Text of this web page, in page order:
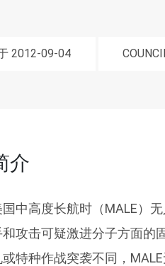
2012-09-04
介
国中高度长航时（MALE）
和攻击可疑激进分子方面的
或特种作战突袭不同，